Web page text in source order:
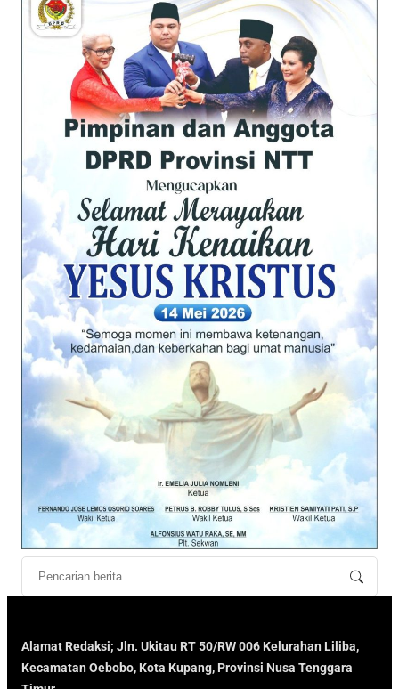
Alamat Redaksi; Jln. Ukitau RT 50/RW 006 Kelurahan Liliba,
Kecamatan Oebobo, Kota Kupang, Provinsi Nusa Tenggara